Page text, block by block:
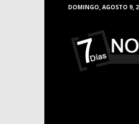
DOMINGO, AGOSTO 9,
Noticias
de
Barranquilla